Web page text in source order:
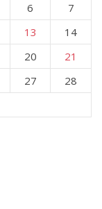
6
7
13
14
20
21
27
28